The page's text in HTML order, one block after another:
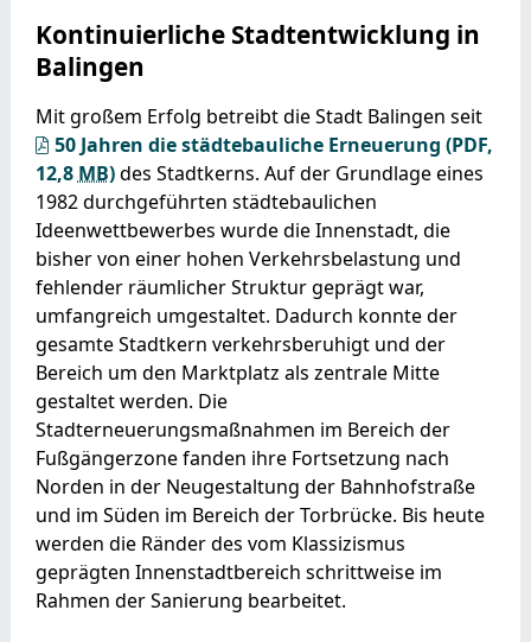
Kontinuierliche Stadtentwicklung in
Balingen
Mit großem Erfolg betreibt die Stadt Balingen seit
50 Jahren die städtebauliche Erneuerung (PDF,
12,8 MB)des Stadtkerns. Auf der Grundlage eines
1982 durchgeführten städtebaulichen
Ideenwettbewerbes wurde die Innenstadt, die
bisher von einer hohen Verkehrsbelastung und
fehlender räumlicher Struktur geprägt war,
umfangreich umgestaltet. Dadurch konnte der
gesamte Stadtkern verkehrsberuhigt und der
Bereich um den Marktplatz als zentrale Mitte
gestaltet werden. Die
Stadterneuerungsmaßnahmen im Bereich der
Fußgängerzone fanden ihre Fortsetzung nach
Norden in der Neugestaltung der Bahnhofstraße
und im Süden im Bereich der Torbrücke. Bis heute
werden die Ränder des vom Klassizismus
geprägten Innenstadtbereich schrittweise im
Rahmen der Sanierung bearbeitet.